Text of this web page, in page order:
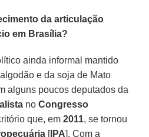
da articulação
em Brasília?
ainda informal mantido
e da soja de Mato
alguns poucos deputados da
noCongresso
que, em2011, se tornou
[IPA]. Com a